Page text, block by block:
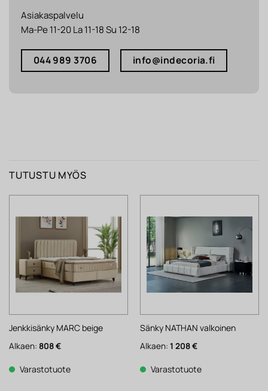
Asiakaspalvelu
Ma-Pe 11-20 La 11-18 Su 12-18
044 989 3706 info@indecoria.fi
TUTUSTU MYÖS
Jenkkisänky MARC beige
Alkaen: 808€
Varastotuote
Sänky NATHAN valkoinen
Alkaen: 1 208€
Varastotuote